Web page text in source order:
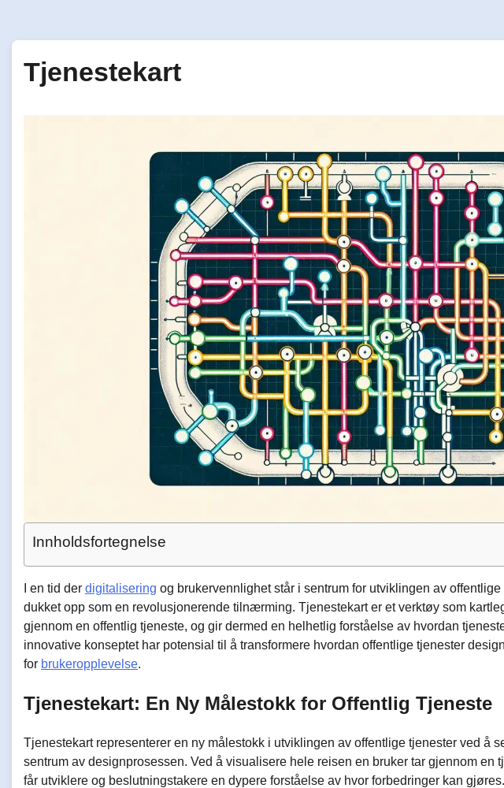
Tjenestekart
Innholdsfortegnelse
I en tid der digitalisering og brukervennlighet står i sentrum for utviklingen av
dukket opp som en revolusjonerende tilnærming. Tjenestekart er et verktøy som
gjennom en offentlig tjeneste, og gir dermed en helhetlig forståelse av hvordan
innovative konseptet har potensial til å transformere hvordan offentlige tjenester
for brukeropplevelse.
Tjenestekart: En Ny Målestokk for Offentlig Tjeneste
Tjenestekart representerer en ny målestokk i utviklingen av offentlige tjenester ved å
sentrum av designprosessen. Ved å visualisere hele reisen en bruker tar gjennom en
får utviklere og beslutningstakere en dypere forståelse av hvor forbedringer kan